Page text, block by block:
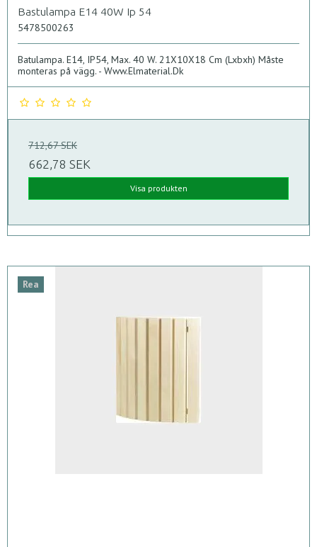
Bastulampa E14 40W Ip 54
5478500263
Batulampa. E14, IP54, Max. 40 W. 21X10X18 Cm (Lxbxh) Måste
monteras på vägg. - Www.Elmaterial.Dk
712,67 SEK
662,78 SEK
Visa produkten
Rea